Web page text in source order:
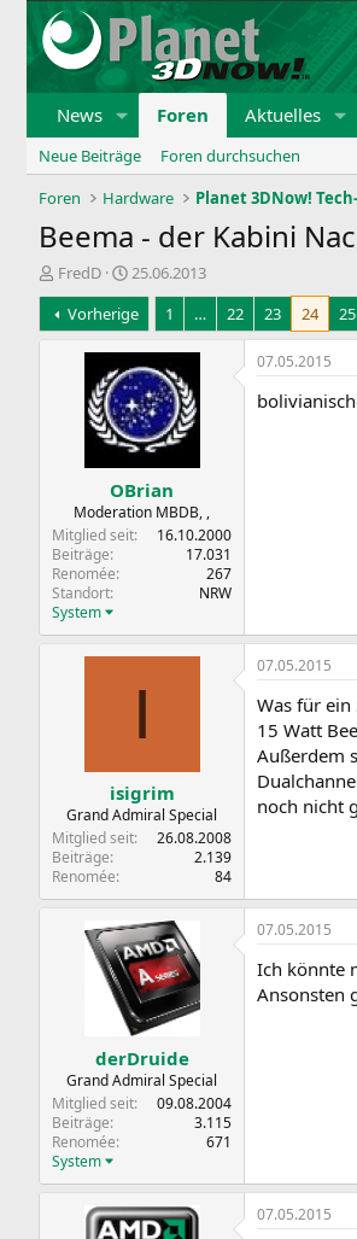
News Foren Aktuelles
Neue Beiträge
Foren durchsuchen
Foren
Hardware Planet 3DNow!
Beema - der Kabini
E
r
s
t
FredD
E
r
s
t
e
l
l
t
a
m
25.06.2013
Vorherige
1 … 22 23 24 25
OBrian
Moderation MBDB, ,
Mitglied seit
16.10.2000
Beiträge
17.031
Renomée
267
Standort
NRW
System
07.05.2015
I
isigrim
Grand Admiral Special
Mitglied seit
26.08.2008
Beiträge
2.139
Renomée
84
07.05.2015
Was für
15 Watt
Außerdem
noch nicht
derDruide
Grand Admiral Special
Mitglied seit
09.08.2004
Beiträge
3.115
Renomée
671
System
07.05.2015
Ich könnte
Ansonsten
07.05.2015